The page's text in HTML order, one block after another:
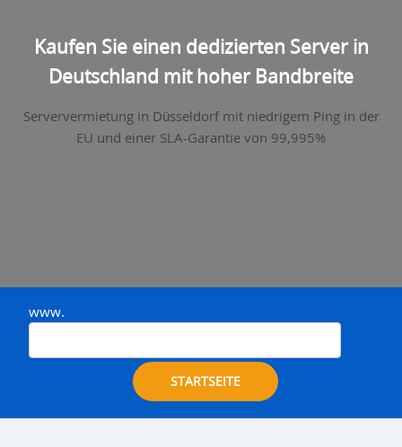
Kaufen Sie einen dedizierten Server in
Deutschland mit hoher Bandbreite
Serververmietung in Düsseldorf mit niedrigem Ping in der
EU und einer SLA-Garantie von 99,995%
www.
STARTSEITE